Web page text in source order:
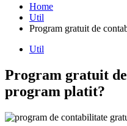
Home
Util
Program gratuit de
Util
Program gratuit
program platit?